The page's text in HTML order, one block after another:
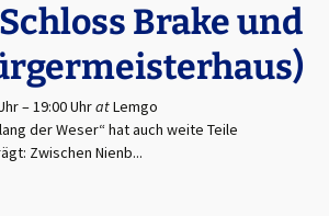
Brake und
–19:00 UhratLemgo
der Weser“ hat auch weite Teile
Zwischen Nienb...